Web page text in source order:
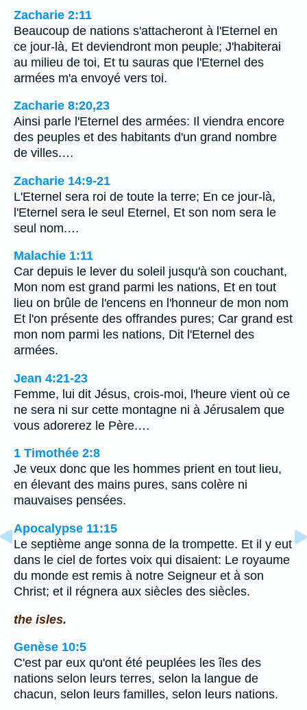
Zacharie 2:11
Beaucoup de nations s'attacheront à l'Eternel en
ce jour-là, Et deviendront mon peuple; J'habiterai
au milieu de toi, Et tu sauras que l'Eternel des
armées m'a envoyé vers toi.
Zacharie 8:20,23
Ainsi parle l'Eternel des armées: Il viendra encore
des peuples et des habitants d'un grand nombre
de villes.…
Zacharie 14:9-21
L'Eternel sera roi de toute la terre; En ce jour-là,
l'Eternel sera le seul Eternel, Et son nom sera le
seul nom.…
Malachie 1:11
Car depuis le lever du soleil jusqu'à son couchant,
Mon nom est grand parmi les nations, Et en tout
lieu on brûle de l'encens en l'honneur de mon nom
Et l'on présente des offrandes pures; Car grand est
mon nom parmi les nations, Dit l'Eternel des
armées.
Jean 4:21-23
Femme, lui dit Jésus, crois-moi, l'heure vient où ce
ne sera ni sur cette montagne ni à Jérusalem que
vous adorerez le Père.…
1 Timothée 2:8
Je veux donc que les hommes prient en tout lieu,
en élevant des mains pures, sans colère ni
mauvaises pensées.
Apocalypse 11:15
Le septième ange sonna de la trompette. Et il y eut
dans le ciel de fortes voix qui disaient: Le royaume
du monde est remis à notre Seigneur et à son
Christ; et il régnera aux siècles des siècles.
the isles.
Genèse 10:5
C'est par eux qu'ont été peuplées les îles des
nations selon leurs terres, selon la langue de
chacun, selon leurs familles, selon leurs nations.